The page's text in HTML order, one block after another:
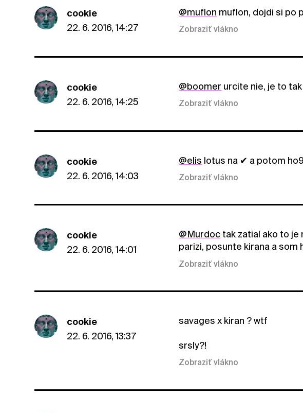
cookie
22. 6. 2016, 14:27
@muflon muflon, dojdi si po
Zobraziť vlákno
cookie
22. 6. 2016, 14:25
@boomer urcite nie, je to
Zobraziť vlákno
cookie
22. 6. 2016, 14:03
@elis lotus na ✔ a potom
Zobraziť vlákno
cookie
22. 6. 2016, 14:01
@Murdoc tak zatial ako to je
parizi, posunte kirana a som
Zobraziť vlákno
cookie
22. 6. 2016, 13:37
savages x kiran ? wtf
srsly?!
Zobraziť vlákno